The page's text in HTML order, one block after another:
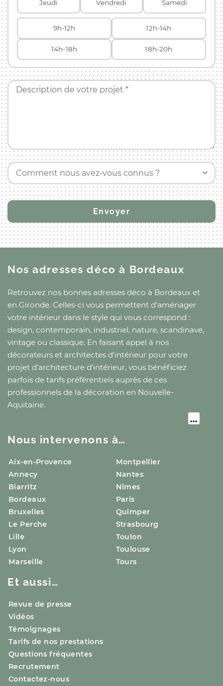
Jeudi Vendredi Samedi
9h-12h 12h-14h
14h-18h 18h-20h
Description de votre projet *
Comment nous avez-vous connus ?
Nos adresses décoà Bordeaux
Retrouvez nos bonnes adresses déco à Bordeaux et
en Gironde. Celles-ci vous permettent d’aménager
votre intérieur dans le style qui vous correspond :
design, contemporain, industriel, nature, scandinave,
vintage ou classique. En faisant appel à nos
décorateurs et architectes d’intérieur pour votre
projet d’architecture d’intérieur, vous bénéficiez
parfois de tarifs préférentiels auprès de ces
professionnels de la décoration en Nouvelle-
Aquitaine.
Nous intervenons à…
Aix-en-Provence
Annecy
Biarritz
Bordeaux
Bruxelles
Le Perche
Lille
Lyon
Marseille
Montpellier
Nantes
Nîmes
Paris
Quimper
Strasbourg
Toulon
Toulouse
Tours
Et aussi…
Revue de presse
Vidéos
Témoignages
Tarifs de nos prestations
Questions fréquentes
Recrutement
Contactez-nous